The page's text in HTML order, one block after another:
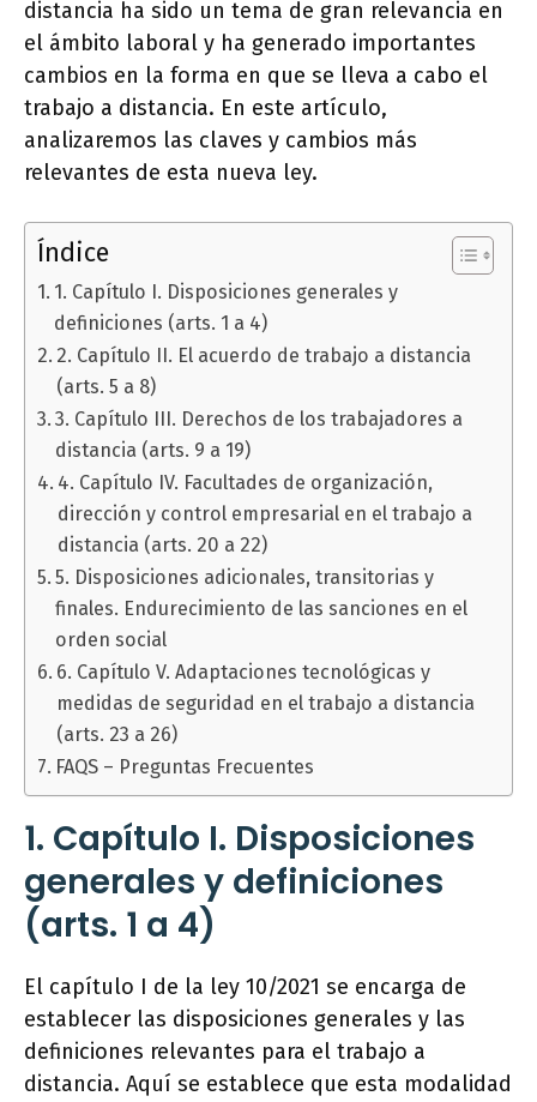
distancia ha sido un tema de gran relevancia en
el ámbito laboral y ha generado importantes
cambios en la forma en que se lleva a cabo el
trabajo a distancia. En este artículo,
analizaremos las claves y cambios más
relevantes de esta nueva ley.
Índice
1. Capítulo I. Disposiciones generales y
definiciones (arts. 1 a 4)
2. Capítulo II. El acuerdo de trabajo a distancia
(arts. 5 a 8)
3. Capítulo III. Derechos de los trabajadores a
distancia (arts. 9 a 19)
4. Capítulo IV. Facultades de organización,
dirección y control empresarial en el trabajo a
distancia (arts. 20 a 22)
5. Disposiciones adicionales, transitorias y
finales. Endurecimiento de las sanciones en el
orden social
6. Capítulo V. Adaptaciones tecnológicas y
medidas de seguridad en el trabajo a distancia
(arts. 23 a 26)
FAQS – Preguntas Frecuentes
1. Capítulo I. Disposiciones
generales y definiciones
(arts. 1 a 4)
El capítulo I de la ley 10/2021 se encarga de
establecer las disposiciones generales y las
definiciones relevantes para el trabajo a
distancia. Aquí se establece que esta modalidad